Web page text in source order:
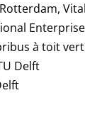
à toit vert
Delft